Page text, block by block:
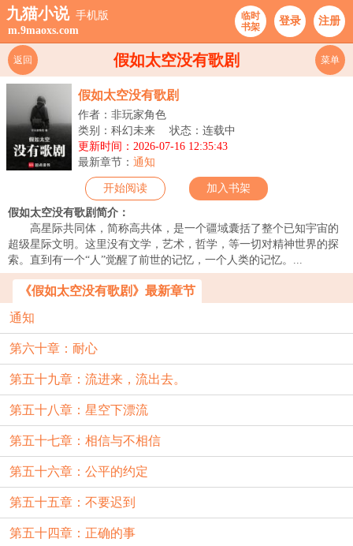
九猫小说 手机版
m.9maoxs.com
临时
书架
登录 注册
假如太空没有歌剧
返回 菜单
假如太空没有歌剧
作者：非玩家角色
类别：科幻未来
状态：连载中
更新时间：2026-07-16 12:35:43
最新章节： 通知
开始阅读 加入书架
假如太空没有歌剧简介：
高星际共同体，简称高共体，是一个疆域囊括了整个已知宇宙的
超级星际文明。这里没有文学，艺术，哲学，等一切对精神世界的探
索。直到有一个“人”觉醒了前世的记忆，一个人类的记忆。...
《假如太空没有歌剧》最新章节
通知
第六十章：耐心
第五十九章：流进来，流出去。
第五十八章：星空下漂流
第五十七章：相信与不相信
第五十六章：公平的约定
第五十五章：不要迟到
第五十四章：正确的事